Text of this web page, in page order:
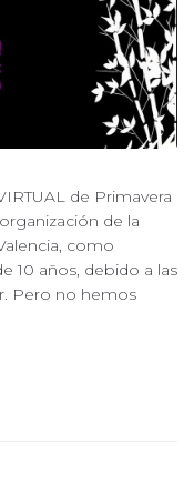
de Primavera
de la
como
10 años, debido a las
Pero no hemos